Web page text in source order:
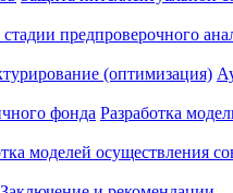
предпроверочного
(оптимизация)
фонда Разработка
моделей осуществления